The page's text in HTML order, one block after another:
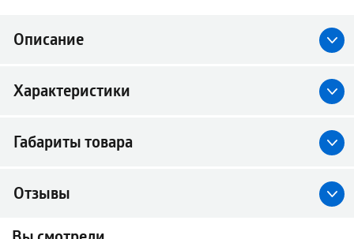
Описание
Характеристики
Габариты товара
Отзывы